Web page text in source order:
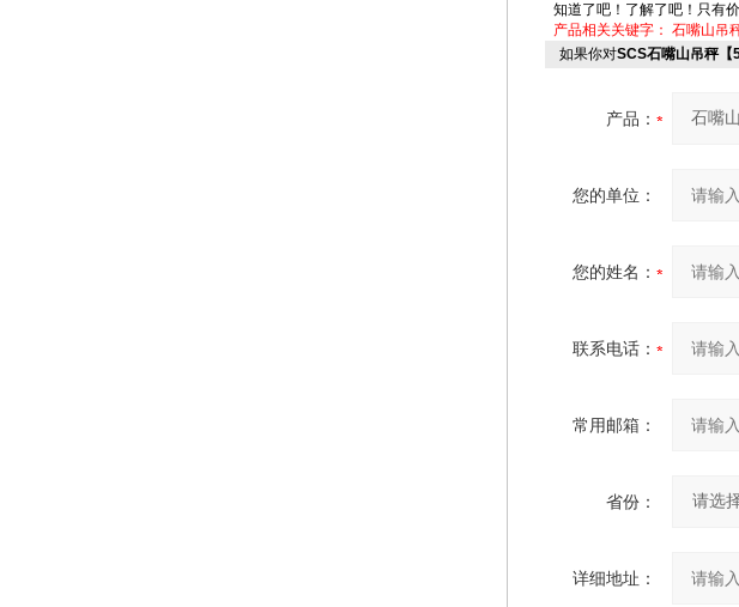
知道了吧！了解了吧！只有
产品相关关键字： 石嘴山吊
如果你对SCS石嘴山吊秤【
产品：
您的单位：
您的姓名：
联系电话：
常用邮箱：
省份：
详细地址：